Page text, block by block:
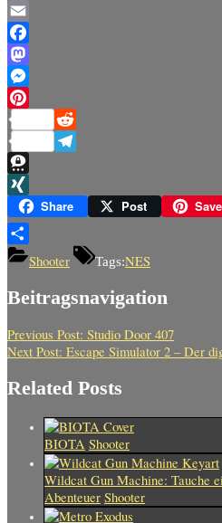
Copy
Link
Email
Facebook
Mastodon
Messenger
Pinterest
Reddit
Telegram
Threema
XINGShare Post Save
TeilenShooter Tags:NES
Beitragsnavigation
Previous Post: Studio Door 407
Next Post: Escape Simulator 2 – Der
Related Posts
BIOTA Shooter
Wildcat Gun Machine: Tauche
Abenteuer Shooter